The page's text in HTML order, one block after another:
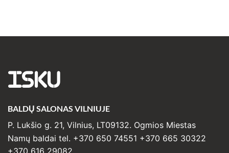
ISKU
BALDŲ SALONAS VILNIUJE
P. Lukšio g. 21, Vilnius, LT09132. Ogmios Miestas
Namų baldai tel. +370 650 74551 +370 665 30322